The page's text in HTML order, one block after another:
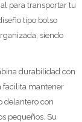
para transportar tu
tipo bolso
siendo
durabilidad con
facilita mantener
delantero con
pequeños. Su